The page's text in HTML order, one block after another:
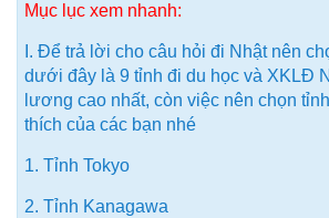
Mục lục xem nhanh:
I. Để trả lời cho câu hỏi đi Nhật nên
dưới đây là 9 tỉnh đi du học và XKLĐ
lương cao nhất, còn việc nên chọn
thích của các bạn nhé
1. Tỉnh Tokyo
2. Tỉnh Kanagawa